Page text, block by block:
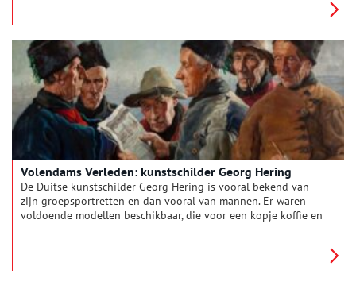
Haarlem bijvoorbeeld.
Volendams Verleden: kunstschilder Georg Hering
De Duitse kunstschilder Georg Hering is vooral bekend van
zijn groepsportretten en dan vooral van mannen. Er waren
voldoende modellen beschikbaar, die voor een kopje koffie en